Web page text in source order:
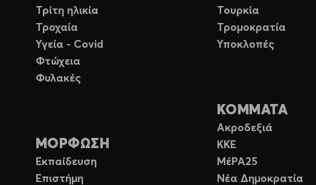
Τρίτη ηλικία
Τροχαία
Υγεία - Covid
Φτώχεια
Φυλακές
ΜΟΡΦΩΣΗ
Εκπαίδευση
Επιστήμη
Τουρκία
Τρομοκρατία
Υποκλοπές
ΚΟΜΜΑΤΑ
Ακροδεξιά
ΚΚΕ
ΜέΡΑ25
Νέα Δημοκρατία